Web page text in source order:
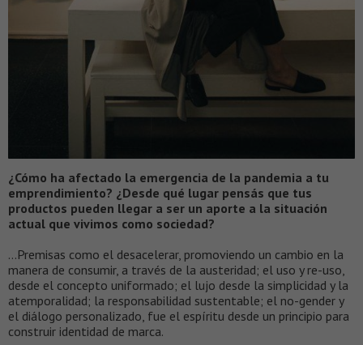
¿Cómo ha afectado la emergencia de la pandemia a tu
emprendimiento? ¿Desde qué lugar pensás que tus
productos pueden llegar a ser un aporte a la situación
actual que vivimos como sociedad?
…Premisas como el desacelerar, promoviendo un cambio en la
manera de consumir, a través de la austeridad; el uso y re-uso,
desde el concepto uniformado; el lujo desde la simplicidad y la
atemporalidad; la responsabilidad sustentable; el no-gender y
el diálogo personalizado, fue el espíritu desde un principio para
construir identidad de marca.